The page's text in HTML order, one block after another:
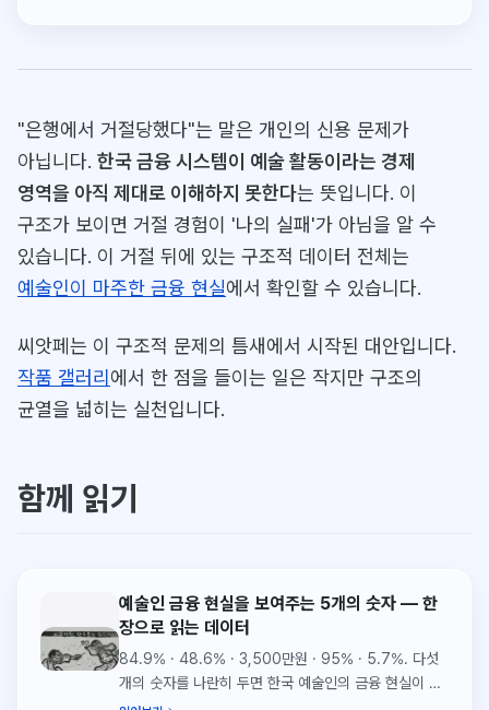
"은행에서 거절당했다"는 말은 개인의 신용 문제가
아닙니다. 한국 금융 시스템이 예술 활동이라는 경제
영역을 아직 제대로 이해하지 못한다는 뜻입니다. 이
구조가 보이면 거절 경험이 '나의 실패'가 아님을 알 수
있습니다. 이 거절 뒤에 있는 구조적 데이터 전체는
예술인이 마주한 금융 현실에서 확인할 수 있습니다.
씨앗페는 이 구조적 문제의 틈새에서 시작된 대안입니다.
작품 갤러리에서 한 점을 들이는 일은 작지만 구조의
균열을 넓히는 실천입니다.
함께 읽기
예술인 금융 현실을 보여주는 5개의 숫자 — 한
장으로 읽는 데이터
84.9% · 48.6% · 3,500만원 · 95% · 5.7%. 다섯
개의 숫자를 나란히 두면 한국 예술인의 금융 현실이 한
장으로 드러납니다.